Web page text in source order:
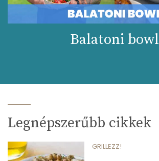
Balatoni bowl
Legnépszerűbb cikkek
GRILLEZZ!